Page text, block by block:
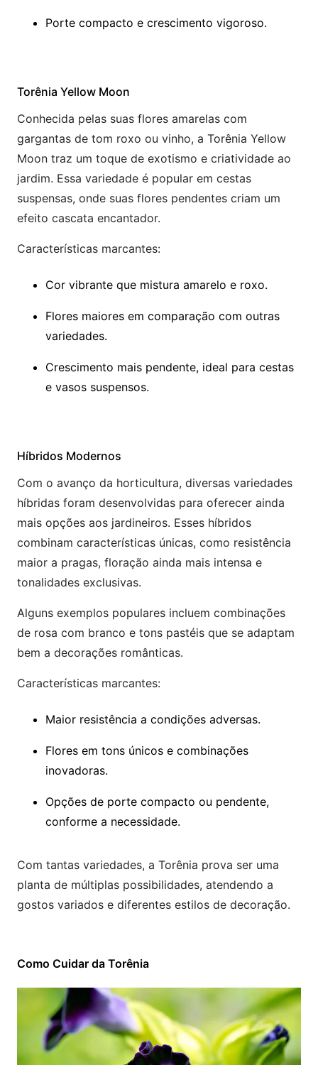
Porte compacto e crescimento vigoroso.
Torênia Yellow Moon
Conhecida pelas suas flores amarelas com
gargantas de tom roxo ou vinho, a Torênia Yellow
Moon traz um toque de exotismo e criatividade ao
jardim. Essa variedade é popular em cestas
suspensas, onde suas flores pendentes criam um
efeito cascata encantador.
Características marcantes:
Cor vibrante que mistura amarelo e roxo.
Flores maiores em comparação com outras
variedades.
Crescimento mais pendente, ideal para cestas
e vasos suspensos.
Híbridos Modernos
Com o avanço da horticultura, diversas variedades
híbridas foram desenvolvidas para oferecer ainda
mais opções aos jardineiros. Esses híbridos
combinam características únicas, como resistência
maior a pragas, floração ainda mais intensa e
tonalidades exclusivas.
Alguns exemplos populares incluem combinações
de rosa com branco e tons pastéis que se adaptam
bem a decorações românticas.
Características marcantes:
Maior resistência a condições adversas.
Flores em tons únicos e combinações
inovadoras.
Opções de porte compacto ou pendente,
conforme a necessidade.
Com tantas variedades, a Torênia prova ser uma
planta de múltiplas possibilidades, atendendo a
gostos variados e diferentes estilos de decoração.
Como Cuidar da Torênia